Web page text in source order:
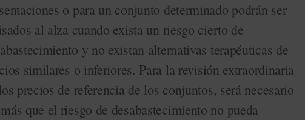
o para un conjunto determinado podrán ser
al alza cuando exista un riesgo cierto de
y no existan alternativas terapéuticas de
similares o inferiores. Para la revisión extraordinaria
precios de referencia de los conjuntos, será necesario
que el riesgo de desabastecimiento no pueda